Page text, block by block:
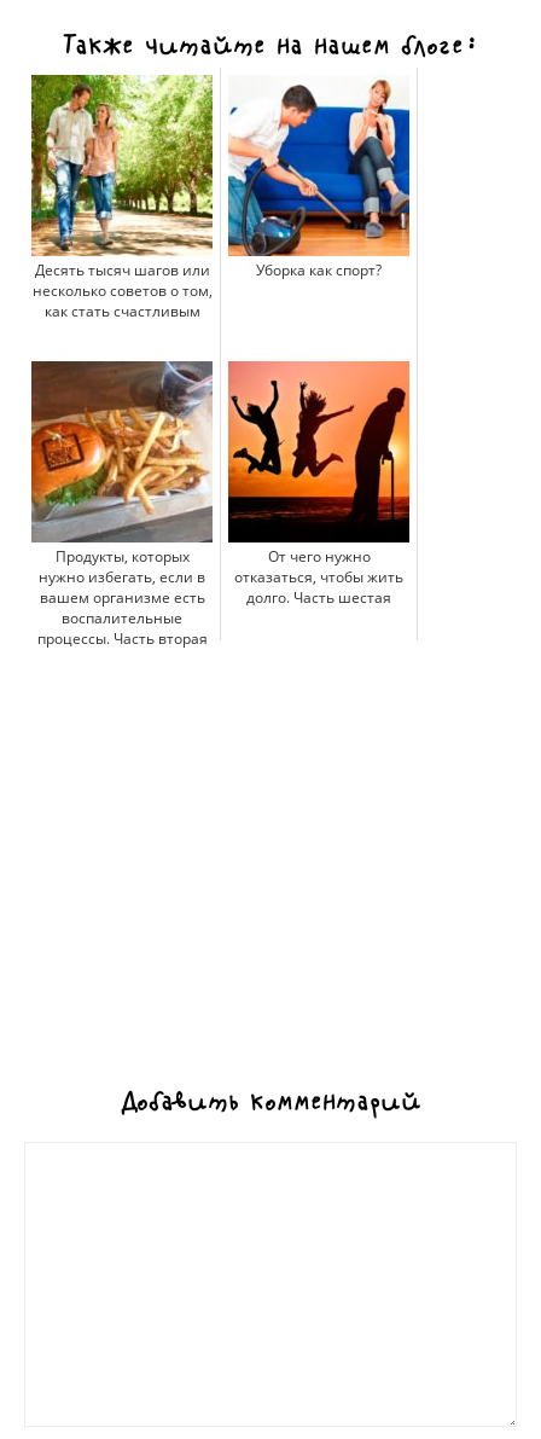
Также читайте на нашем блоге:
Десять тысяч шагов или
несколько советов о том,
как стать счастливым
Уборка как спорт?
Продукты, которых
нужно избегать, если в
вашем организме есть
воспалительные
процессы. Часть вторая
От чего нужно
отказаться, чтобы жить
долго. Часть шестая
Добавить комментарий